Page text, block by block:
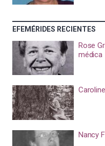
EFEMÉRIDES RECIENTES
Rose
médica
Nancy